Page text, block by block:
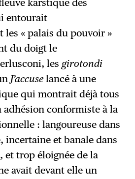
karstique des
entourait
« palais du pouvoir »
du doigt le
les girotondi
J’accuselancé à une
qui montrait déjà tous
adhésion conformiste à la
: langoureuse dans
incertaine et banale dans
et trop éloignée de la
avait devant elle un